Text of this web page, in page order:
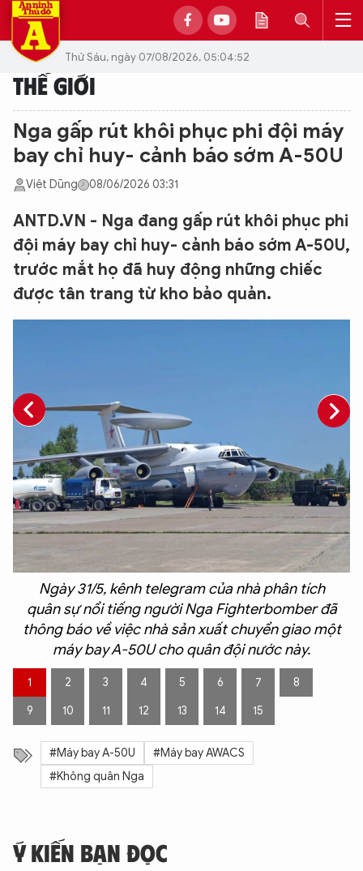
Thứ Sáu, ngày 07/08/2026, 05:04:52
THẾ GIỚI
Nga gấp rút khôi phục phi đội máy
bay chỉ huy- cảnh báo sớm A-50U
Việt Dũng 08/06/2026 03:31
ANTD.VN - Nga đang gấp rút khôi phục phi
đội máy bay chỉ huy- cảnh báo sớm A-50U,
trước mắt họ đã huy động những chiếc
được tân trang từ kho bảo quản.
Ngày 31/5, kênh telegram của nhà phân tích
quân sự nổi tiếng người Nga Fighterbomber đã
thông báo về việc nhà sản xuất chuyển giao một
máy bay A-50U cho quân đội nước này.
1 2 3 4 5 6 7 8
9 10 11 12 13 14 15
#Máy bay A-50U
#Máy bay AWACS
#Không quân Nga
Ý KIẾN BẠN ĐỌC